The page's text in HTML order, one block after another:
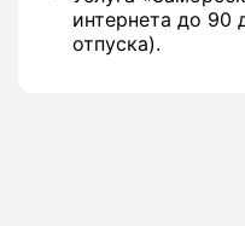
интернета до 90
отпуска).